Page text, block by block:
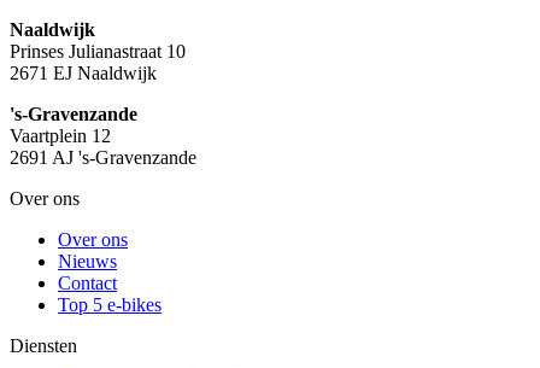
Naaldwijk
Prinses Julianastraat 10
2671 EJ Naaldwijk
's-Gravenzande
Vaartplein 12
2691 AJ 's-Gravenzande
Over ons
Over ons
Nieuws
Contact
Top 5 e-bikes
Diensten